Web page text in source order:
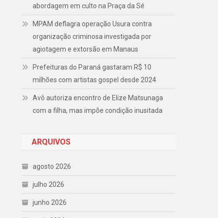
abordagem em culto na Praça da Sé
MPAM deflagra operação Usura contra
organização criminosa investigada por
agiotagem e extorsão em Manaus
Prefeituras do Paraná gastaram R$ 10
milhões com artistas gospel desde 2024
Avô autoriza encontro de Elize Matsunaga
com a filha, mas impõe condição inusitada
ARQUIVOS
agosto 2026
julho 2026
junho 2026